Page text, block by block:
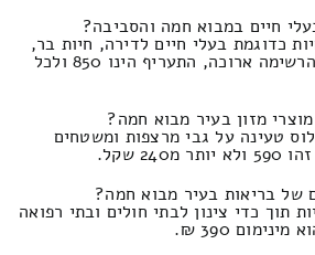
חיים במבוא חמה והסביבה?
כדוגמת בעלי חיים לדירה, חיות בר,
בהמות, עגלים, סוסים והרשימה ארוכה, התעריף הינו 850 ולכל
מזון בעיר מבוא חמה?
טעינה על גבי מרצפות ומשטחים
שקל.
של בריאות בעיר מבוא חמה?
תוך כדי צינון לבתי חולים ובתי רפואה
390 ₪.